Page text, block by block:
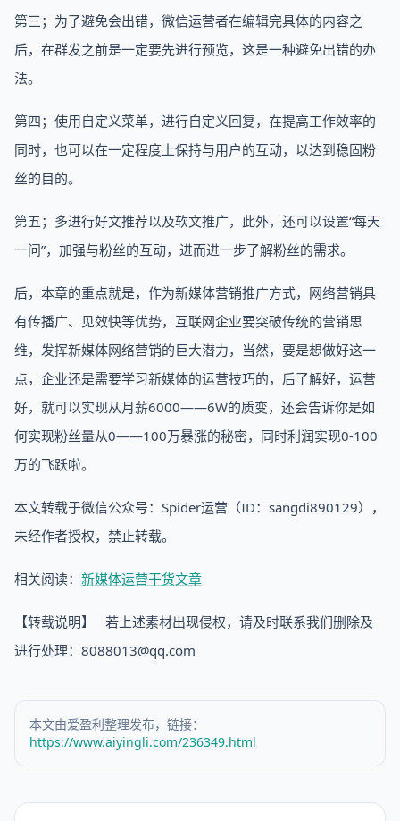
第三；为了避免会出错，微信运营者在编辑完具体的内容之
后，在群发之前是一定要先进行预览，这是一种避免出错的办
法。
第四；使用自定义菜单，进行自定义回复，在提高工作效率的
同时，也可以在一定程度上保持与用户的互动，以达到稳固粉
丝的目的。
第五；多进行好文推荐以及软文推广，此外，还可以设置“每天
一问”，加强与粉丝的互动，进而进一步了解粉丝的需求。
后，本章的重点就是，作为新媒体营销推广方式，网络营销具
有传播广、见效快等优势，互联网企业要突破传统的营销思
维，发挥新媒体网络营销的巨大潜力，当然，要是想做好这一
点，企业还是需要学习新媒体的运营技巧的，后了解好，运营
好，就可以实现从月薪6000——6W的质变，还会告诉你是如
何实现粉丝量从0——100万暴涨的秘密，同时利润实现0-100
万的飞跃啦。
本文转载于微信公众号：Spider运营（ID：sangdi890129），
未经作者授权，禁止转载。
相关阅读： 新媒体运营干货文章
【转载说明】 若上述素材出现侵权，请及时联系我们删除及
进行处理：8088013@qq.com
本文由爱盈利整理发布，链接：
https://www.aiyingli.com/236349.html